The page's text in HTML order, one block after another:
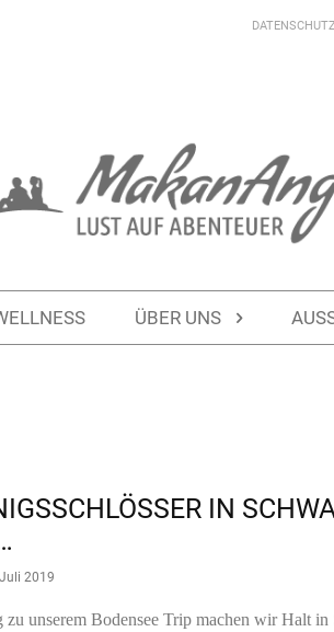
ÜBER UNS
IN
2019
zu unserem Bodensee Trip machen wir Halt